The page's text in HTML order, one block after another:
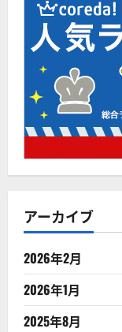
アーカイブ
2026年2月
2026年1月
2025年8月